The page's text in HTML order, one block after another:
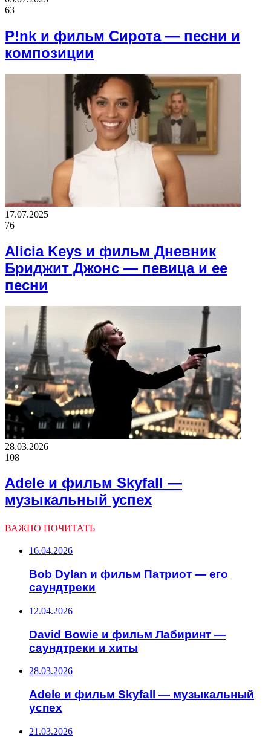
63
P!nk и фильм Сирота — песни и
композиции
17.07.2025
76
Alicia Keys и фильм Дневник
Бриджит Джонс — певица и ее
песни
28.03.2026
108
Adele и фильм Skyfall —
музыкальный успех
ВАЖНО ПОЧИТАТЬ
16.04.2026
Bob Dylan и фильм Патриот — его
саундтреки
12.04.2026
David Bowie и фильм Лабиринт —
саундтреки и хиты
28.03.2026
Adele и фильм Skyfall — музыкальный
успех
21.03.2026